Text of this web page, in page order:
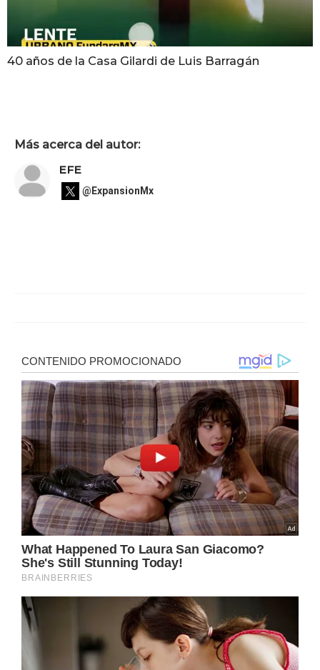
40 años de la Casa Gilardi de Luis Barragán
Más acerca del autor:
EFE
@ExpansionMx